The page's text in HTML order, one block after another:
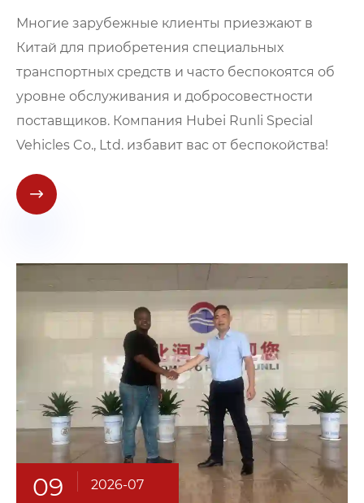
Многие зарубежные клиенты приезжают в
Китай для приобретения специальных
транспортных средств и часто беспокоятся об
уровне обслуживания и добросовестности
поставщиков. Компания Hubei Runli Special
Vehicles Co., Ltd. избавит вас от беспокойства!

09 2026-07